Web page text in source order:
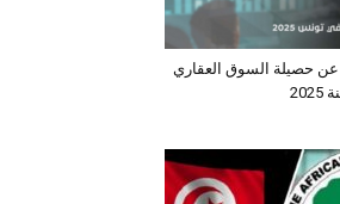
حصيلة السوق العقاري